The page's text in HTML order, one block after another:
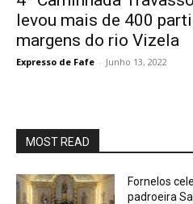
levou mais de 400
margens do rio Vizela
Expresso de Fafe - Junho 13, 2022
MOST READ
Fornelos
padroeira